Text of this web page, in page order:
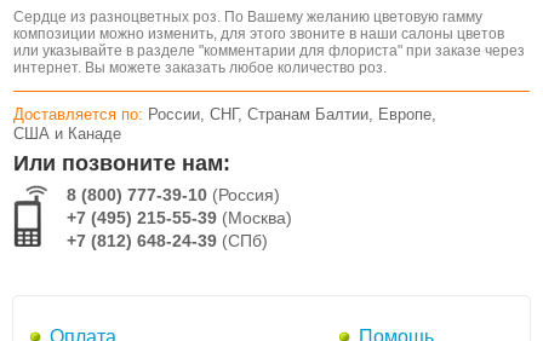
Сердце из разноцветных роз. По Вашему желанию цветовую гамму
композиции можно изменить, для этого звоните в наши салоны цветов
или указывайте в разделе "комментарии для флориста" при заказе через
интернет. Вы можете заказать любое количество роз.
Доставляется по: России, СНГ, Странам Балтии, Европе,
США и Канаде
Или позвоните нам:
8 (800) 777-39-10 (Россия)
+7 (495) 215-55-39 (Москва)
+7 (812) 648-24-39 (СПб)
Оплата
Помощь